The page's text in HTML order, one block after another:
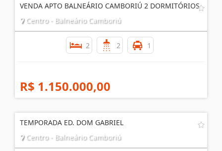
VENDA APTO BALNEÁRIO CAMBORIÚ 2 DORMITÓRIOS
Centro - Balneário Camboriú
2 2 1
R$ 1.150.000,00
TEMPORADA ED. DOM GABRIEL
Centro - Balneário Camboriú